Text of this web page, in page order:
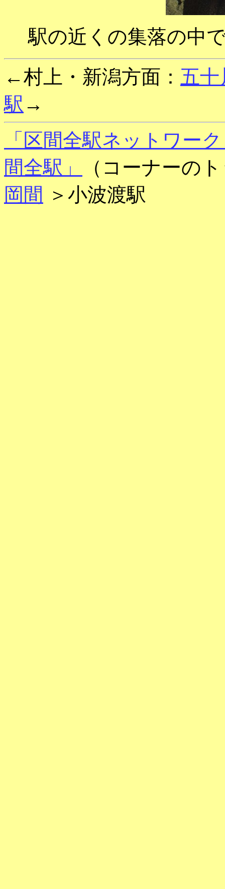
駅の近くの集落の中
←村上・新潟方面： 五十
駅 →
「区間全駅ネットワー
間全駅」
（コーナーの
岡間 ＞小波渡駅